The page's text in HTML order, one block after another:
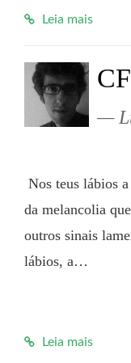
Leia mais
CF
da melancolia
outros sinais
lábios, a…
Leia mais